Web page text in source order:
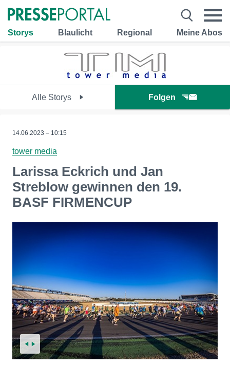
Storys Blaulicht Regional Meine Abos
Alle Storys Folgen
14.06.2023 – 10:15
tower media
Larissa Eckrich und Jan
Streblow gewinnen den 19.
BASF FIRMENCUP